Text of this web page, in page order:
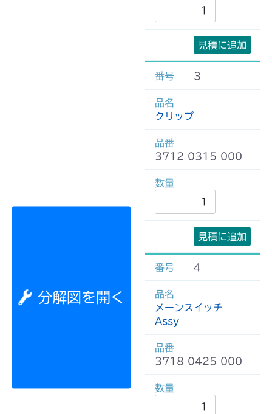
分解図を開く
見積に追加
3
クリップ
3712 0315 000
見積に追加
4
メーンスイッチ
Assy
3718 0425 000